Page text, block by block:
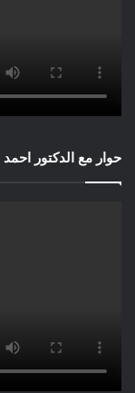
حوار مع الدكتور